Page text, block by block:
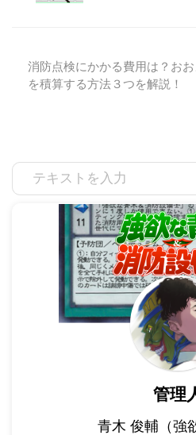
消防点検にかかる費用は？お
を積算する方法３つを解説！
管理
青木 俊輔（強